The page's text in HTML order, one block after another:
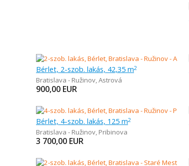
Bérlet, 2-szob. lakás, 42,35 m2
Bratislava - Ružinov,Astrová
900,00 EUR
Bérlet, 4-szob. lakás, 125 m2
Bratislava - Ružinov, Pribinova
3 700,00 EUR